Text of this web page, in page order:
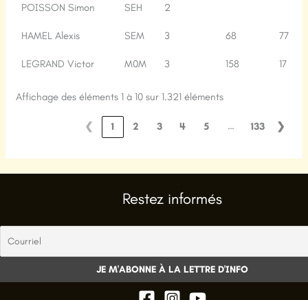
POISSON Simon SEH 2
HAMEL Alexis SEM 3 68 77
LEGRAND Victor M0M 3 158 17
Affichage des éléments 1 à 10 sur 1.321 éléments
❮ 1 2 3 4 5 … 133 ❯
Restez informés